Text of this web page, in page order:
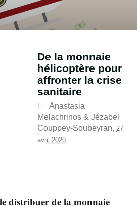
De la monnaie
hélicoptère pour
affronter la crise
sanitaire
Anastasia
Melachrinos & Jézabel
Couppey-Soubeyran, 27
avril 2020
distribuer de la monnaie